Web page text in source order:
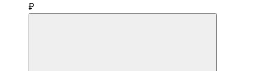
₽